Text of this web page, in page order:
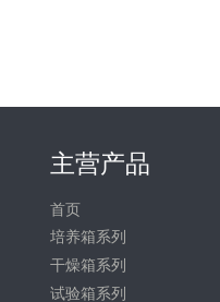
主营产品
首页
培养箱系列
干燥箱系列
试验箱系列